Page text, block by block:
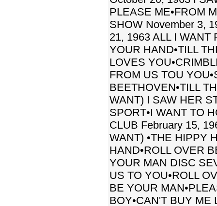
PLEASE ME•FROM
SHOW November 3,
21, 1963 ALL I WANT
YOUR HAND•TILL
LOVES
FROM US TOU
BEETHOVEN•TILL
WANT) I SAW HER
SPORT•I WANT TO
CLUB February 15,
WANT) •THE HIPPY
HAND•ROLL OVER
YOUR MAN DISC
US TO YOU•ROLL
BE YOUR
BOY•CAN'T BUY ME